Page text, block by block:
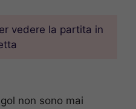
vedere la partita in
non sono mai